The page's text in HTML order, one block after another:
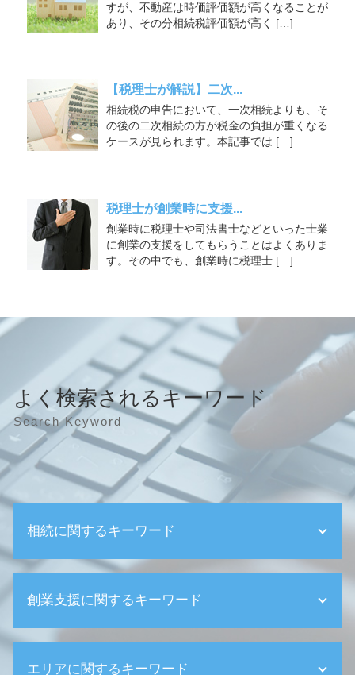
すが、不動産は時価評価額が高くなることが
あり、その分相続税評価額が高く […]
【税理士が解説】二次...
相続税の申告において、一次相続よりも、そ
の後の二次相続の方が税金の負担が重くなる
ケースが見られます。本記事では […]
税理士が創業時に支援...
創業時に税理士や司法書士などといった士業
に創業の支援をしてもらうことはよくありま
す。その中でも、創業時に税理士 […]
よく検索されるキーワード
Search Keyword
相続に関するキーワード
相続 遺留分
二次相続 相続税
相続 事前対策
創業支援に関するキーワード
創業 事業計画書
エリアに関するキーワード